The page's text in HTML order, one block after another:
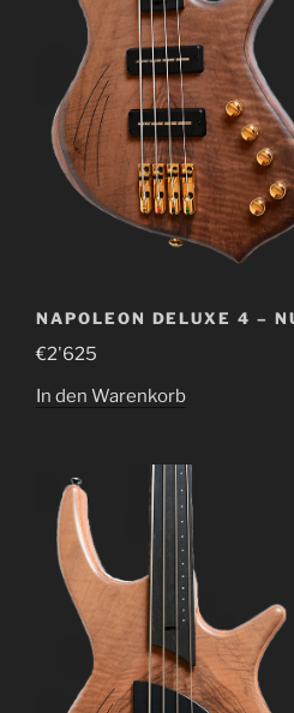
NAPOLEON DELUXE 4 –
€2'625
In den Warenkorb